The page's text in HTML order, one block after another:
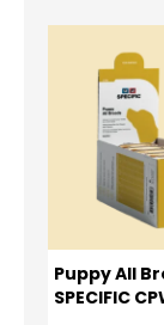
Puppy All
SPECIFIC